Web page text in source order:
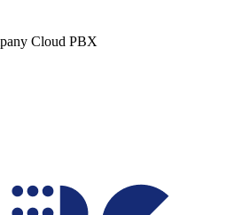
Cloud PBX